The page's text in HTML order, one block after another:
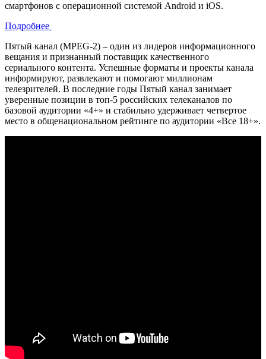
смартфонов с операционной системой Android и iOS.
Подробнее
Пятый канал (MPEG-2) – один из лидеров информационного
вещания и признанный поставщик качественного
сериального контента. Успешные форматы и проекты канала
информируют, развлекают и помогают миллионам
телезрителей. В последние годы Пятый канал занимает
уверенные позиции в топ-5 российских телеканалов по
базовой аудитории «4+» и стабильно удерживает четвертое
место в общенациональном рейтинге по аудитории «Все 18+».